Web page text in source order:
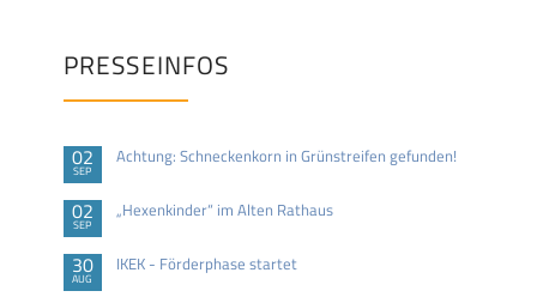
PRESSEINFOS
02
SEP
Achtung: Schneckenkorn in Grünstreifen gefunden!
02
SEP
„Hexenkinder“ im Alten Rathaus
30
AUG
IKEK - Förderphase startet